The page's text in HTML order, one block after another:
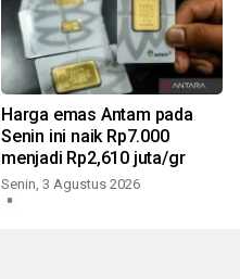
Harga emas Antam pada
Senin ini naik Rp7.000
menjadi Rp2,610 juta/gr
Senin, 3 Agustus 2026